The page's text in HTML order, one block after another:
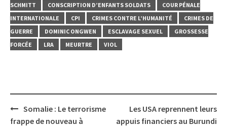
SCHMITT
CONSCRIPTION D’ENFANTS SOLDATS
COUR PÉNALE
INTERNATIONALE
CPI CRIMES CONTRE L’HUMANITÉ
CRIMES DE
GUERRE
DOMINIC ONGWEN ESCLAVAGE SEXUEL
GROSSESSE
FORCÉE
LRA MEURTRE VIOL
Post
navigation
Somalie : Le terrorisme
frappe de nouveau à
Les USA reprennent leurs
appuis financiers au Burundi